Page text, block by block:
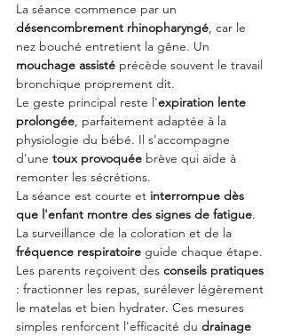
La séance commence par un
désencombrement rhinopharyngé, car le
nez bouché entretient la gêne. Un
mouchage assisté précède souvent le travail
bronchique proprement dit.
Le geste principal reste l'expiration lente
prolongée, parfaitement adaptée à la
physiologie du bébé. Il s'accompagne
d'une toux provoquée brève qui aide à
remonter les sécrétions.
La séance est courte et interrompue dès
que l'enfant montre des signes de fatigue.
La surveillance de la coloration et de la
fréquence respiratoire guide chaque étape.
Les parents reçoivent des conseils pratiques
: fractionner les repas, surélever légèrement
le matelas et bien hydrater. Ces mesures
simples renforcent l'efficacité du drainage